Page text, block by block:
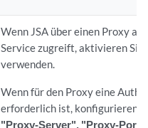
Wenn JSA über einen Proxy
Service zugreift, aktivieren Sie
verwenden.
Wenn für den Proxy eine
erforderlich ist, konfigurieren
"Proxy-Server", "Proxy-